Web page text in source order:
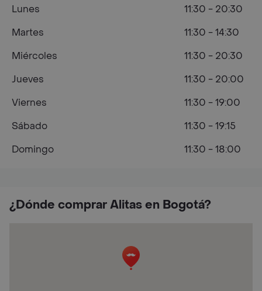
¿Dónde comprar Alitas en Bogotá?
Lunes
11:30 - 20:30
Martes
11:30 - 14:30
Miércoles
11:30 - 20:30
Jueves
11:30 - 20:00
Viernes
11:30 - 19:00
Sábado
11:30 - 19:15
Domingo
11:30 - 18:00